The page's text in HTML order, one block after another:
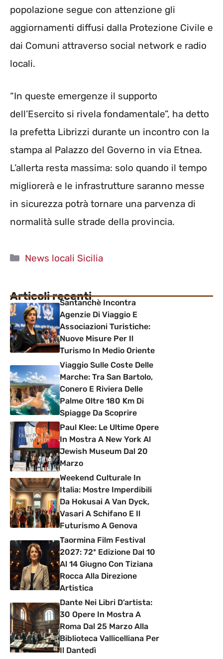
popolazione segue con attenzione gli
aggiornamenti diffusi dalla Protezione Civile e
dai Comuni attraverso social network e radio
locali.
“In queste emergenze il supporto
dell’Esercito si rivela fondamentale”, ha detto
la prefetta Librizzi durante un incontro con la
stampa al Palazzo del Governo in via Etnea.
L’allerta resta massima: solo quando il tempo
migliorerà e le infrastrutture saranno messe
in sicurezza potrà tornare una parvenza di
normalità sulle strade della provincia.
Categorie
News locali Sicilia
Articoli recentiSantanchè Incontra
Agenzie Di Viaggio E
Associazioni Turistiche:
Nuove Misure Per Il
Turismo In Medio Oriente
Viaggio Sulle Coste Delle
Marche: Tra San Bartolo,
Conero E Riviera Delle
Palme Oltre 180 Km Di
Spiagge Da Scoprire
Paul Klee: Le Ultime Opere
In Mostra A New York Al
Jewish Museum Dal 20
Marzo
Weekend Culturale In
Italia: Mostre Imperdibili
Da Hokusai A Van Dyck,
Vasari A Schifano E Il
Futurismo A Genova
Taormina Film Festival
2027: 72ª Edizione Dal 10
Al 14 Giugno Con Tiziana
Rocca Alla Direzione
Artistica
Dante Nei Libri D’artista:
30 Opere In Mostra A
Roma Dal 25 Marzo Alla
Biblioteca Vallicelliana Per
Il Dantedì